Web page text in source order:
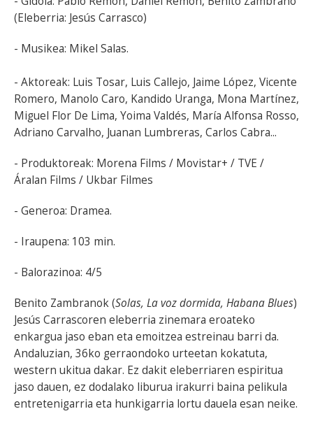
(Eleberria: Jesús Carrasco)
- Musikea: Mikel Salas.
- Aktoreak: Luis Tosar, Luis Callejo, Jaime López, Vicente
Romero, Manolo Caro, Kandido Uranga, Mona Martínez,
Miguel Flor De Lima, Yoima Valdés, María Alfonsa Rosso,
Adriano Carvalho, Juanan Lumbreras, Carlos Cabra...
- Produktoreak: Morena Films / Movistar+ / TVE /
Áralan Films / Ukbar Filmes
- Generoa: Dramea.
- Iraupena: 103 min.
- Balorazinoa: 4/5
Benito Zambranok (Solas, La voz dormida, Habana Blues)
Jesús Carrascoren eleberria zinemara eroateko
enkargua jaso eban eta emoitzea estreinau barri da.
Andaluzian, 36ko gerraondoko urteetan kokatuta,
western ukitua dakar. Ez dakit eleberriaren espiritua
jaso dauen, ez dodalako liburua irakurri baina pelikula
entretenigarria eta hunkigarria lortu dauela esan neike.